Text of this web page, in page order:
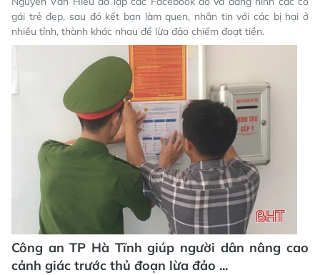
gái trẻ đẹp, sau đó kết bạn làm quen, nhắn tin với các bị hại ở
nhiều tỉnh, thành khác nhau để lừa đảo chiếm đoạt tiền.
Công an TP Hà Tĩnh giúp người dân nâng cao
cảnh giác trước thủ đoạn lừa đảo ...